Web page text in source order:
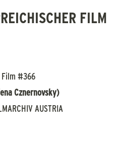
FILM
#366
Cznernovsky)
AUSTRIA